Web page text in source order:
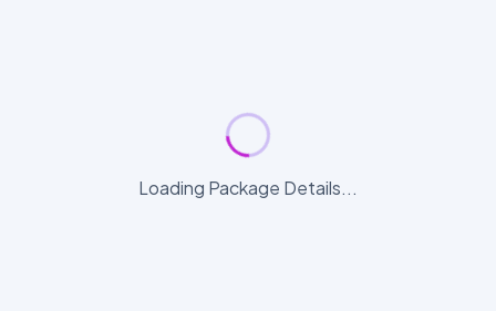
Loading Package Details...